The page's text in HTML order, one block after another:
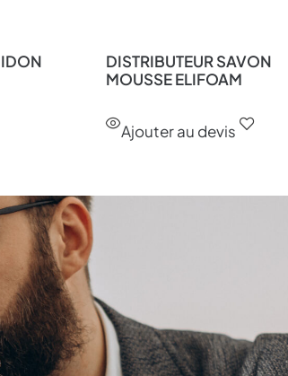
DISTRIBUTEUR SAVON
MOUSSE ELIFOAM
Ajouter au devis